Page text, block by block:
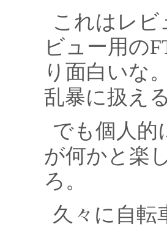
これはレ
ビュー用の
り面白いな
乱暴に扱え
でも個人的
が何かと楽
ろ。
久々に自転